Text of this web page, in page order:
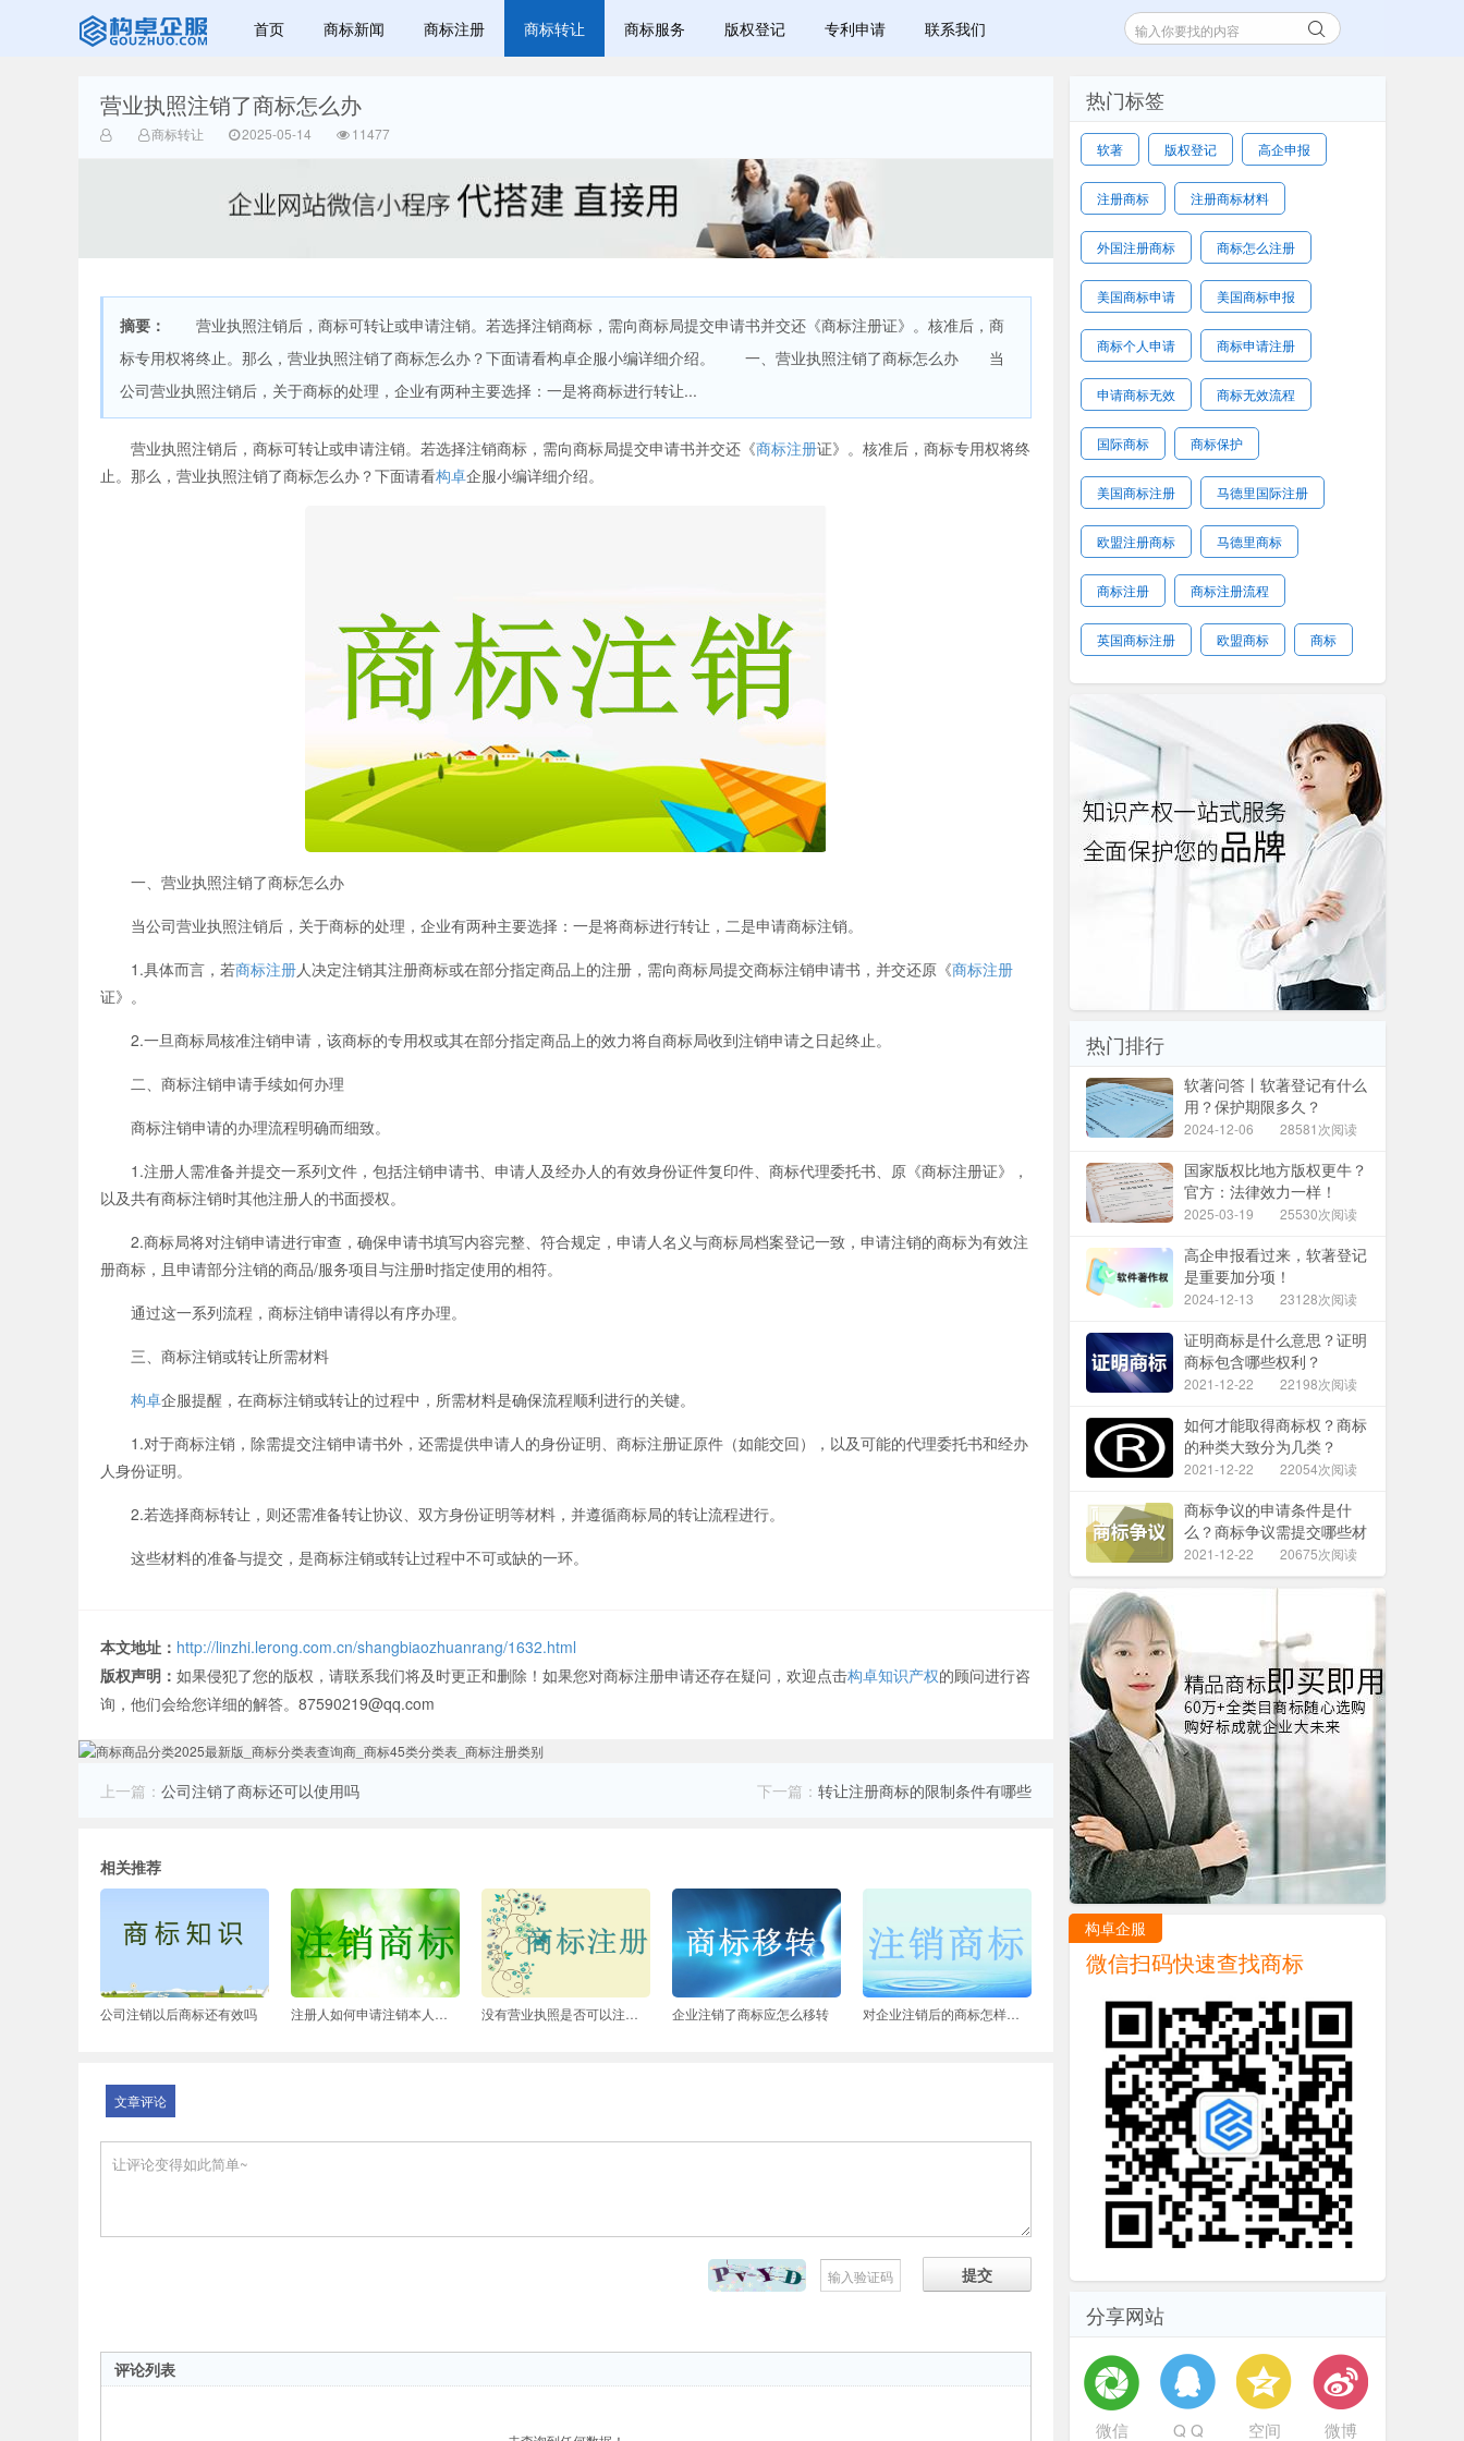
赣州乐融知识
产权有限公司
首页 商标新闻 商标注册 商标转让 商标服务 版权登记 专利申请 联系我们
营业执照注销了商标怎么办
商标转让 2025-05-14 11477
摘要：
营业执照注销后，商标可转让或申请注销。若选择注销商标，需向商标局提交申请书并交还《商标注册证》。核准后，商
标专用权将终止。那么，营业执照注销了商标怎么办？下面请看构卓企服小编详细介绍。 一、营业执照注销了商标怎么办 当
公司营业执照注销后，关于商标的处理，企业有两种主要选择：一是将商标进行转让...
营业执照注销后，商标可转让或申请注销。若选择注销商标，需向商标局提交申请书并交还《商标注册证》。核准后，商标专用权将终
止。那么，营业执照注销了商标怎么办？下面请看构卓企服小编详细介绍。
一、营业执照注销了商标怎么办
当公司营业执照注销后，关于商标的处理，企业有两种主要选择：一是将商标进行转让，二是申请商标注销。
1.具体而言，若商标注册人决定注销其注册商标或在部分指定商品上的注册，需向商标局提交商标注销申请书，并交还原《商标注册
证》。
2.一旦商标局核准注销申请，该商标的专用权或其在部分指定商品上的效力将自商标局收到注销申请之日起终止。
二、商标注销申请手续如何办理
商标注销申请的办理流程明确而细致。
1.注册人需准备并提交一系列文件，包括注销申请书、申请人及经办人的有效身份证件复印件、商标代理委托书、原《商标注册证》，
以及共有商标注销时其他注册人的书面授权。
2.商标局将对注销申请进行审查，确保申请书填写内容完整、符合规定，申请人名义与商标局档案登记一致，申请注销的商标为有效注
册商标，且申请部分注销的商品/服务项目与注册时指定使用的相符。
通过这一系列流程，商标注销申请得以有序办理。
三、商标注销或转让所需材料
构卓企服提醒，在商标注销或转让的过程中，所需材料是确保流程顺利进行的关键。
1.对于商标注销，除需提交注销申请书外，还需提供申请人的身份证明、商标注册证原件（如能交回），以及可能的代理委托书和经办
人身份证明。
2.若选择商标转让，则还需准备转让协议、双方身份证明等材料，并遵循商标局的转让流程进行。
这些材料的准备与提交，是商标注销或转让过程中不可或缺的一环。
本文地址： http://linzhi.lerong.com.cn/shangbiaozhuanrang/1632.html
版权声明： 如果侵犯了您的版权，请联系我们将及时更正和删除！如果您对商标注册申请还存在疑问，欢迎点击构卓知识产权的顾问进行咨
询，他们会给您详细的解答。87590219@qq.com
上一篇： 公司注销了商标还可以使用吗 下一篇： 转让注册商标的限制条件有哪些
相关推荐
公司注销以后商标还有效吗 注册人如何申请注销本人的注册商标 没有营业执照是否可以注册商标 企业注销了商标应怎么移转 对企业注销后的商标怎样处理
文章评论
提交
评论列表
热门标签
软著 版权登记 高企申报
注册商标 注册商标材料
外国注册商标 商标怎么注册
美国商标申请 美国商标申报
商标个人申请 商标申请注册
申请商标无效 商标无效流程
国际商标 商标保护
美国商标注册 马德里国际注册
欧盟注册商标 马德里商标
商标注册 商标注册流程
英国商标注册 欧盟商标 商标
热门排行
软著问答丨软著登记有什么
用？保护期限多久？
2024-12-06 28581次阅读
国家版权比地方版权更牛？
官方：法律效力一样！
2025-03-19 25530次阅读
高企申报看过来，软著登记
是重要加分项！
2024-12-13 23128次阅读
证明商标是什么意思？证明
商标包含哪些权利？
2021-12-22 22198次阅读
如何才能取得商标权？商标
的种类大致分为几类？
2021-12-22 22054次阅读
商标争议的申请条件是什
么？商标争议需提交哪些材
料？
2021-12-22 20675次阅读
构卓企服
微信扫码快速查找商标
分享网站
微信 Q Q 空间 微博